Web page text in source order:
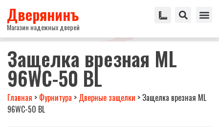
Дверянинъ
Магазин надежных дверей
Защелка врезная ML
96WC-50 BL
Главная > Фурнитура > Дверные защелки >Защелка врезная ML
96WC-50 BL